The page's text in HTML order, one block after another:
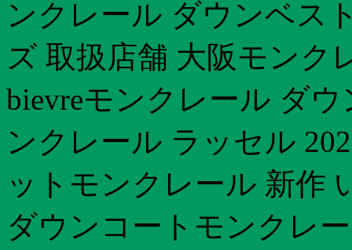
ンクレール ダウンベス
ズ 取扱店舗 大阪モンク
bievreモンクレール ダ
ンクレール ラッセル
ットモンクレール 新作
ダウンコートモンクレ